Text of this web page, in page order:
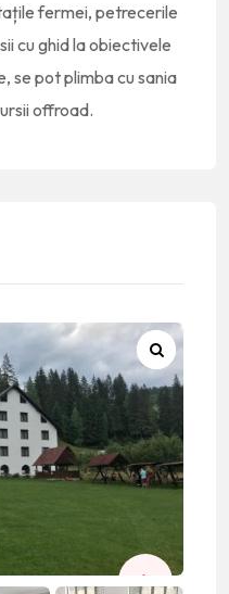
fermei, petrecerile
cu ghid la obiectivele
se pot plimba cu sania
offroad.